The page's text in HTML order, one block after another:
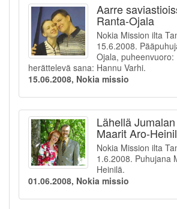
Aarre
Ranta-Ojala
Nokia Mission ilta
15.6.2008.
Ojala, puheenvuoro:
herättelevä sana: Hannu Varhi.
15.06.2008, Nokia missio
Lähellä
Maarit Aro-
Nokia Mission ilta
1.6.2008. Puhujana
Heinilä.
01.06.2008, Nokia missio